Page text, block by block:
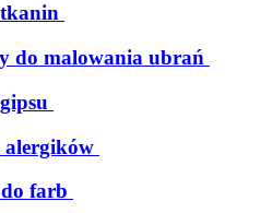
do malowania ubrań
farb